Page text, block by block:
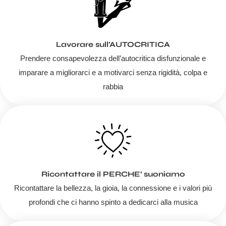
Lavorare sull’AUTOCRITICA
Prendere consapevolezza dell’autocritica disfunzionale e
imparare a migliorarci e a motivarci senza rigidità, colpa e
rabbia
Ricontattare il PERCHE’ suoniamo
Ricontattare la bellezza, la gioia, la connessione e i valori più
profondi che ci hanno spinto a dedicarci alla musica